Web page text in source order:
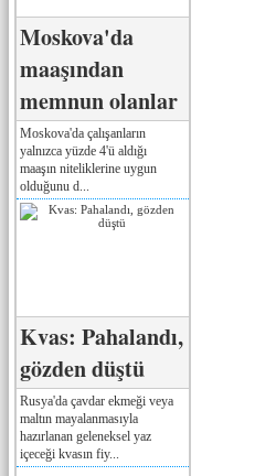
Moskova'da
maaşından
memnun olanlar
Moskova'da çalışanların
yalnızca yüzde 4'ü aldığı
maaşın niteliklerine uygun
olduğunu d...
Kvas: Pahalandı,
gözden düştü
Rusya'da çavdar ekmeği veya
maltın mayalanmasıyla
hazırlanan geleneksel yaz
içeceği kvasın fiy...